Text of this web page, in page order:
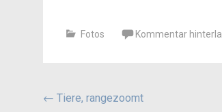
Fotos Kommentar
Beitragsnavigation
← Tiere, rangezoomt